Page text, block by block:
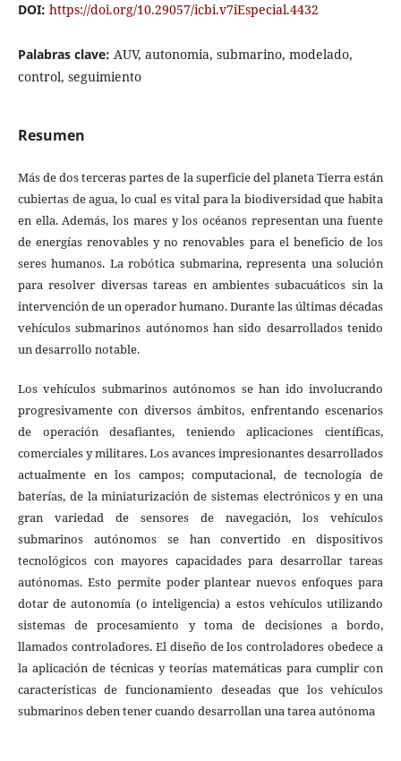
DOI: https://doi.org/10.29057/icbi.v7iEspecial.4432
Palabras clave: AUV, autonomia, submarino, modelado,
control, seguimiento
Resumen
Más de dos terceras partes de la superficie del planeta Tierra están
cubiertas de agua, lo cual es vital para la biodiversidad que habita
en ella. Además, los mares y los océanos representan una fuente
de energías renovables y no renovables para el beneficio de los
seres humanos. La robótica submarina, representa una solución
para resolver diversas tareas en ambientes subacuáticos sin la
intervención de un operador humano. Durante las últimas décadas
vehículos submarinos autónomos han sido desarrollados tenido
un desarrollo notable.
Los vehículos submarinos autónomos se han ido involucrando
progresivamente con diversos ámbitos, enfrentando escenarios
de operación desafiantes, teniendo aplicaciones científicas,
comerciales y militares. Los avances impresionantes desarrollados
actualmente en los campos; computacional, de tecnología de
baterías, de la miniaturización de sistemas electrónicos y en una
gran variedad de sensores de navegación, los vehículos
submarinos autónomos se han convertido en dispositivos
tecnológicos con mayores capacidades para desarrollar tareas
autónomas. Esto permite poder plantear nuevos enfoques para
dotar de autonomía (o inteligencia) a estos vehículos utilizando
sistemas de procesamiento y toma de decisiones a bordo,
llamados controladores. El diseño de los controladores obedece a
la aplicación de técnicas y teorías matemáticas para cumplir con
características de funcionamiento deseadas que los vehículos
submarinos deben tener cuando desarrollan una tarea autónoma